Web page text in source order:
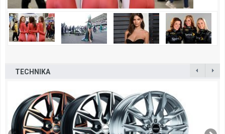
TECHNIKA